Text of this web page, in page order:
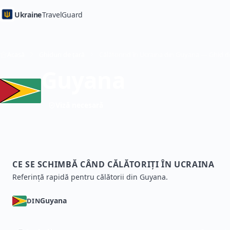
UkraineTravelGuard
CE SE SCHIMBĂ CÂND CĂLĂTORIȚI ÎN UCRAINA
Referință rapidă pentru călătorii din Guyana.
DINGuyana